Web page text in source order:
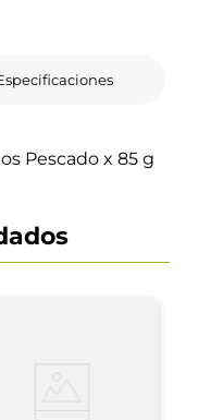
Pescado x 85 g